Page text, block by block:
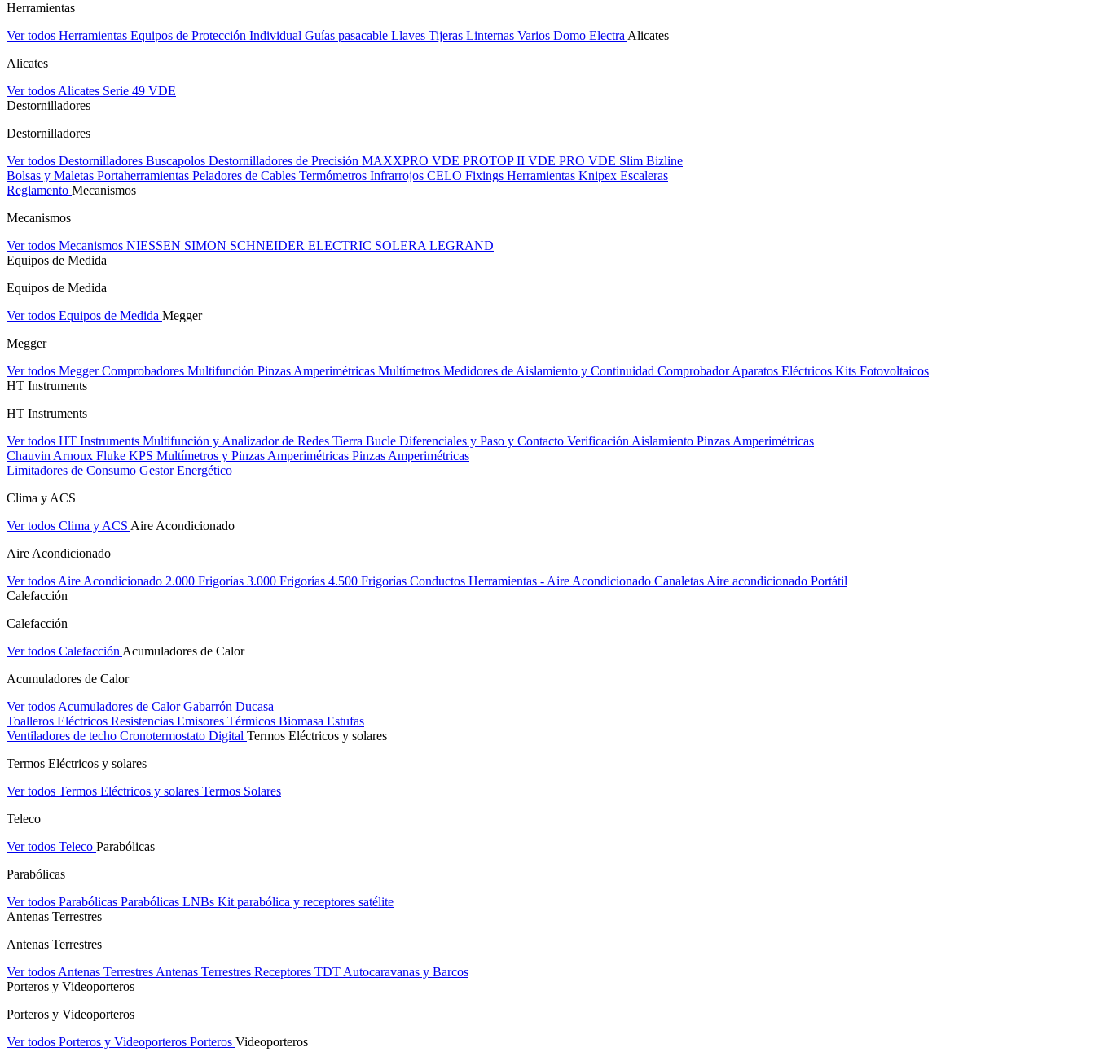
Herramientas
Ver todos Herramientas Equipos de Protección Individual Guías pasacable Llaves Tijeras Linternas Varios Domo Electra Alicates
Alicates
Ver todos Alicates Serie 49 VDE
Destornilladores
Destornilladores
Ver todos Destornilladores Buscapolos Destornilladores de Precisión MAXXPRO VDE PROTOP II VDE PRO VDE Slim Bizline
Bolsas y Maletas Portaherramientas Peladores de Cables Termómetros Infrarrojos CELO Fixings Herramientas Knipex Escaleras
Reglamento Mecanismos
Mecanismos
Ver todos Mecanismos NIESSEN SIMON SCHNEIDER ELECTRIC SOLERA LEGRAND
Equipos de Medida
Equipos de Medida
Ver todos Equipos de Medida Megger
Megger
Ver todos MeggerComprobadores Multifunción Pinzas Amperimétricas Multímetros Medidores de Aislamiento y Continuidad Comprobador Aparatos Eléctricos Kits Fotovoltaicos
HT Instruments
HT Instruments
Ver todos HT Instruments Multifunción y Analizador de Redes Tierra Bucle Diferenciales y Paso y Contacto Verificación Aislamiento Pinzas Amperimétricas
Chauvin Arnoux Fluke KPS Multímetros y Pinzas Amperimétricas Pinzas Amperimétricas
Limitadores de Consumo Gestor Energético
Clima y ACS
Ver todos Clima y ACS Aire Acondicionado
Aire Acondicionado
Ver todos Aire Acondicionado 2.000 Frigorías 3.000 Frigorías 4.500 Frigorías Conductos Herramientas - Aire Acondicionado Canaletas Aire acondicionado Portátil
Calefacción
Calefacción
Ver todos Calefacción Acumuladores de Calor
Acumuladores de Calor
Ver todos Acumuladores de CalorGabarrón Ducasa
Toalleros Eléctricos Resistencias Emisores Térmicos Biomasa Estufas
Ventiladores de techo Cronotermostato Digital Termos Eléctricos y solares
Termos Eléctricos y solares
Ver todos Termos Eléctricos y solares Termos Solares
Teleco
Ver todos Teleco Parabólicas
Parabólicas
Ver todos Parabólicas Parabólicas LNBs Kit parabólica y receptores satélite
Antenas Terrestres
Antenas Terrestres
Ver todos Antenas Terrestres Antenas Terrestres Receptores TDT Autocaravanas y Barcos
Porteros y Videoporteros
Porteros y Videoporteros
Ver todos Porteros y Videoporteros Porteros Videoporteros